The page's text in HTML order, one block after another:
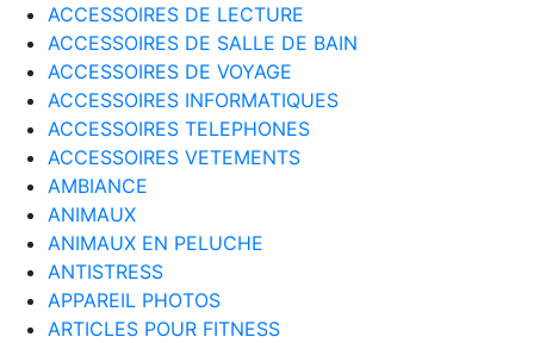
ACCESSOIRES DE LECTURE
ACCESSOIRES DE SALLE DE BAIN
ACCESSOIRES DE VOYAGE
ACCESSOIRES INFORMATIQUES
ACCESSOIRES TELEPHONES
ACCESSOIRES VETEMENTS
AMBIANCE
ANIMAUX
ANIMAUX EN PELUCHE
ANTISTRESS
APPAREIL PHOTOS
ARTICLES POUR FITNESS